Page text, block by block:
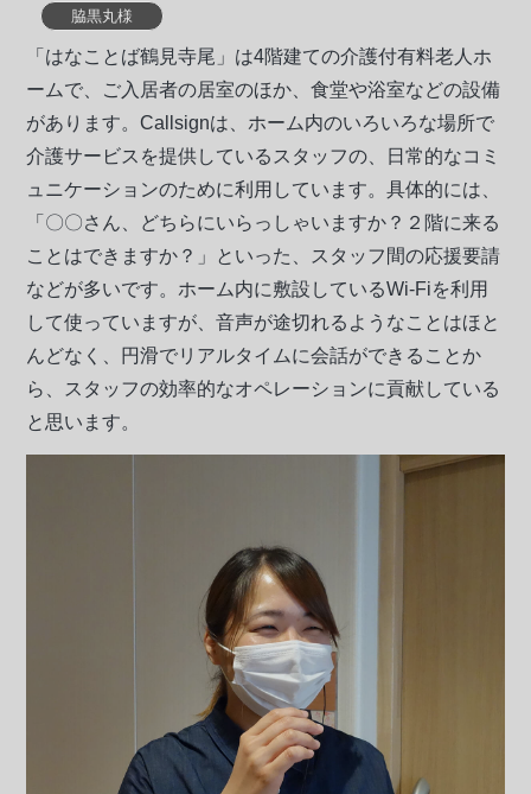
脇黒丸様
「はなことば鶴見寺尾」は4階建ての介護付有料老人ホ
ームで、ご入居者の居室のほか、食堂や浴室などの設備
があります。Callsignは、ホーム内のいろいろな場所で
介護サービスを提供しているスタッフの、日常的なコミ
ュニケーションのために利用しています。具体的には、
「〇〇さん、どちらにいらっしゃいますか？２階に来る
ことはできますか？」といった、スタッフ間の応援要請
などが多いです。ホーム内に敷設しているWi-Fiを利用
して使っていますが、音声が途切れるようなことはほと
んどなく、円滑でリアルタイムに会話ができることか
ら、スタッフの効率的なオペレーションに貢献している
と思います。